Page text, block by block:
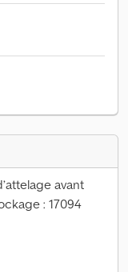
avant
: 17094